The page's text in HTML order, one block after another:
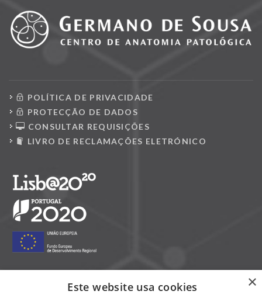
POLÍTICA DE PRIVACIDADE
PROTECÇÃO DE DADOS
CONSULTAR REQUISIÇÕES
LIVRO DE RECLAMAÇÕES ELETRÓNICO
×
Este website usa cookies